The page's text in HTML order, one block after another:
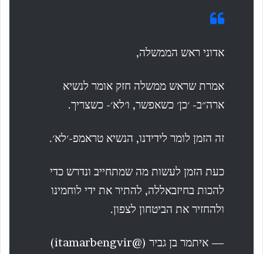
אדוני ראש הממשלה,
אמרת שראש ממשלה חזק אומר לנשיא
ארה״ב- ׳כן׳ כשאפשר, ו׳לא׳- כשצריך.
זה הזמן לומר לידידנו, הנשיא טראמפ-׳לא׳.
כעת הזמן לעשות מה שמתחייב ונדרש כדי
להכות בחיזבאללה, להתיר את ידי לוחמינו
ולהחזיר את הביטחון לצפון.
— איתמר בן גביר (@itamarbengvir)